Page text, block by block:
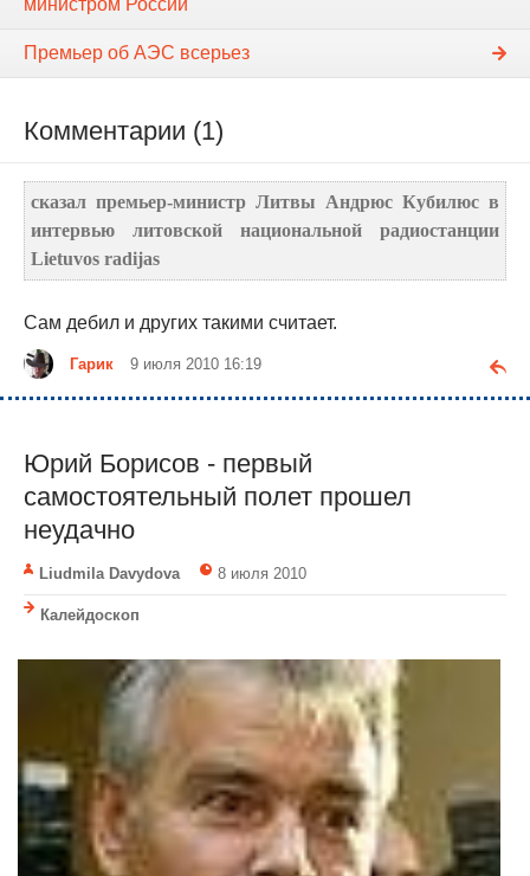
Премьер об АЭС всерьез
Комментарии (1)
сказал премьер-министр Литвы Андрюс Кубилюс в
интервью литовской национальной радиостанции
Lietuvos radijas
Сам дебил и других такими считает.
Гарик 9 июля 2010 16:19
Юрий Борисов - первый
самостоятельный полет прошел
неудачно
Liudmila Davydova 8 июля 2010
Калейдоскоп